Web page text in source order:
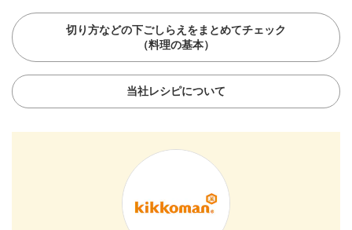
切り方などの下ごしらえをまとめてチェック
（料理の基本）
当社レシピについて